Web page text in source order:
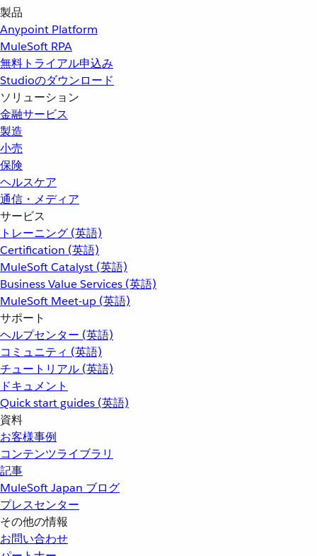
製品
Anypoint Platform
MuleSoft RPA
無料トライアル申込み
Studioのダウンロード
ソリューション
金融サービス
製造
小売
保険
ヘルスケア
通信・メディア
サービス
トレーニング (英語)
Certification (英語)
MuleSoft Catalyst (英語)
Business Value Services (英語)
MuleSoft Meet-up (英語)
サポート
ヘルプセンター (英語)
コミュニティ (英語)
チュートリアル (英語)
ドキュメント
Quick start guides (英語)
資料
お客様事例
コンテンツライブラリ
記事
MuleSoft Japan ブログ
プレスセンター
その他の情報
お問い合わせ